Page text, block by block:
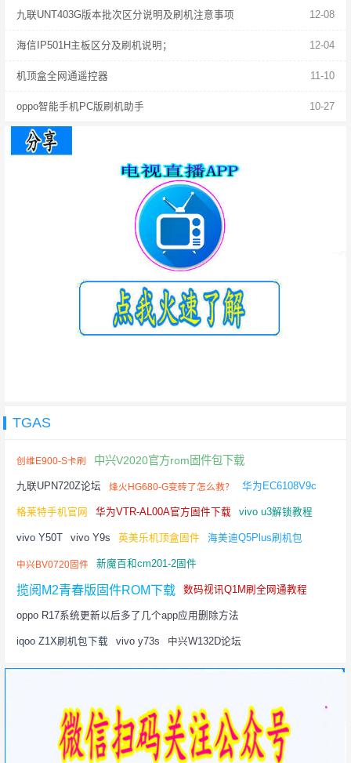
12-08
九联UNT403G版本批次区分说明及刷机注意事项
12-04
海信IP501H主板区分及刷机说明；
11-10
机顶盒全网通遥控器
10-27
oppo智能手机PC版刷机助手
TGAS
创维E900-S卡刷 中兴V2020官方rom固件包下载
九联UPN720Z论坛 烽火HG680-G变砖了怎么救？ 华为EC6108V9c
格莱特手机官网 华为VTR-AL00A官方固件下载 vivo u3解锁教程
vivo Y50T vivo Y9s 英美乐机顶盒固件 海美迪Q5Plus刷机包
中兴BV0720固件 新魔百和cm201-2固件
揽阅M2青春版固件ROM下载 数码视讯Q1M刷全网通教程
oppo R17系统更新以后多了几个app应用删除方法
iqoo Z1X刷机包下载 vivo y73s 中兴W132D论坛